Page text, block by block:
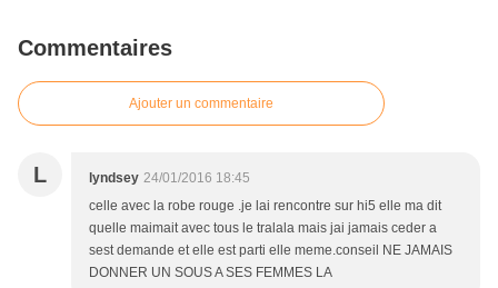
Commentaires
Ajouter un commentaire
L lyndsey 24/01/2016 18:45
celle avec la robe rouge .je lai rencontre sur hi5 elle ma dit
quelle maimait avec tous le tralala mais jai jamais ceder a
sest demande et elle est parti elle meme.conseil NE JAMAIS
DONNER UN SOUS A SES FEMMES LA